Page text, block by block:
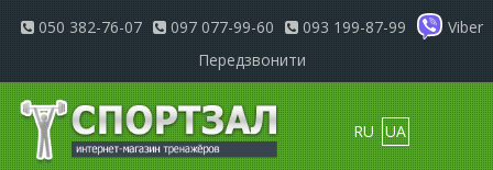
050 382-76-07 097 077-99-60 093 199-87-99
Viber
Передзвонити
RU UA